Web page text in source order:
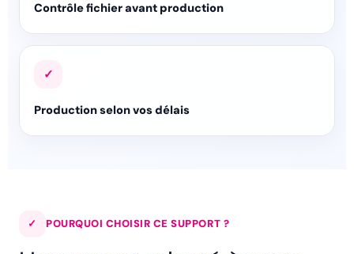
Contrôle fichier avant production
✓
Production selon vos délais
✓ POURQUOI CHOISIR CE SUPPORT ?